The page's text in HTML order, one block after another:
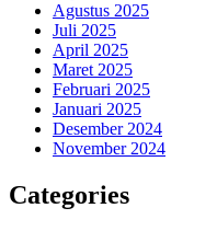
Agustus 2025
Juli 2025
April 2025
Maret 2025
Februari 2025
Januari 2025
Desember 2024
November 2024
Categories